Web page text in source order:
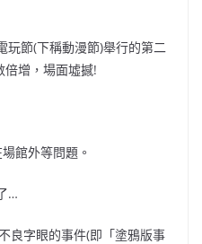
玩節(下稱動漫節)舉行的第二
倍增，場面墟撼!
館外等問題。
…
良字眼的事件(即「塗鴉版事